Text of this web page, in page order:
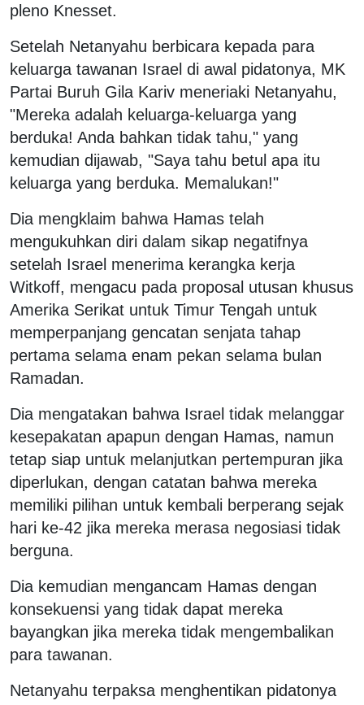
pleno Knesset.
Setelah Netanyahu berbicara kepada para
keluarga tawanan Israel di awal pidatonya, MK
Partai Buruh Gila Kariv meneriaki Netanyahu,
"Mereka adalah keluarga-keluarga yang
berduka! Anda bahkan tidak tahu," yang
kemudian dijawab, "Saya tahu betul apa itu
keluarga yang berduka. Memalukan!"
Dia mengklaim bahwa Hamas telah
mengukuhkan diri dalam sikap negatifnya
setelah Israel menerima kerangka kerja
Witkoff, mengacu pada proposal utusan khusus
Amerika Serikat untuk Timur Tengah untuk
memperpanjang gencatan senjata tahap
pertama selama enam pekan selama bulan
Ramadan.
Dia mengatakan bahwa Israel tidak melanggar
kesepakatan apapun dengan Hamas, namun
tetap siap untuk melanjutkan pertempuran jika
diperlukan, dengan catatan bahwa mereka
memiliki pilihan untuk kembali berperang sejak
hari ke-42 jika mereka merasa negosiasi tidak
berguna.
Dia kemudian mengancam Hamas dengan
konsekuensi yang tidak dapat mereka
bayangkan jika mereka tidak mengembalikan
para tawanan.
Netanyahu terpaksa menghentikan pidatonya